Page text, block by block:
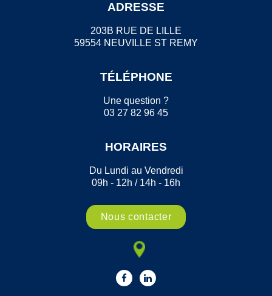
ADRESSE
203B RUE DE LILLE
59554 NEUVILLE ST REMY
TÉLÉPHONE
Une question ?
03 27 82 96 45
HORAIRES
Du Lundi au Vendredi
09h - 12h / 14h - 16h
Nous contacter